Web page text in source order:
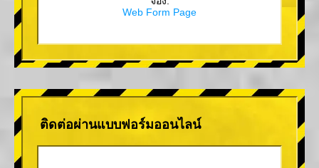
Web Form Page
ติดต่อผ่านแบบฟอร์มออนไลน์